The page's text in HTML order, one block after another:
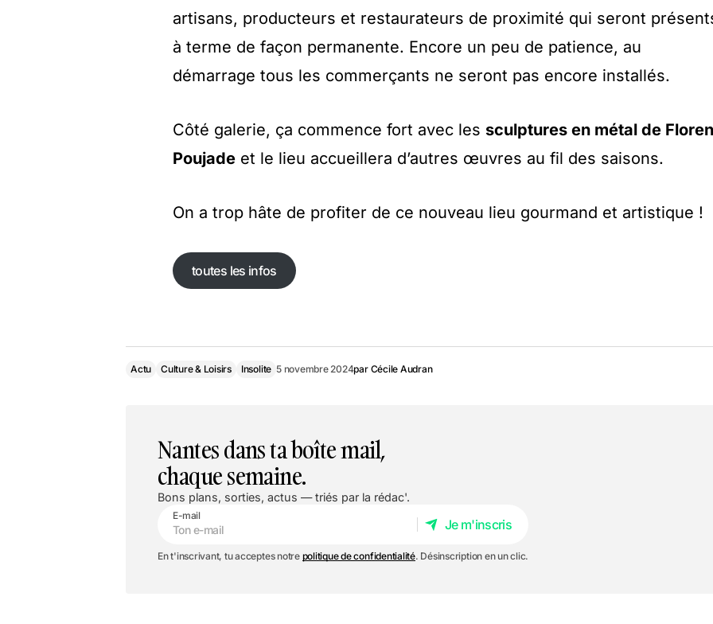
artisans, producteurs et restaurateurs de proximité qui seront
à terme de façon permanente. Encore un peu de patience, au
démarrage tous les commerçants ne seront pas encore installés.
Côté galerie, ça commence fort avec les sculptures en métal de
Poujade et le lieu accueillera d’autres œuvres au fil des saisons.
On a trop hâte de profiter de ce nouveau lieu gourmand et artistique !
toutes les infos
toutes les infos
Actu Culture & Loisirs Insolite 5 novembre 2024par Cécile Audran
Nantes dans ta boîte mail,
chaque semaine.
Bons plans, sorties, actus — triés par la rédac'.
E-mail
Je m'inscris
En t'inscrivant, tu acceptes notre politique de confidentialité. Désinscription en un clic.